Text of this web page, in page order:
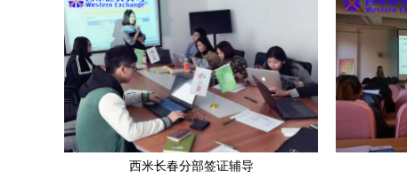
西米长春分部签证辅导